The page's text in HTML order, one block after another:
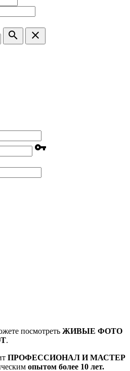
search clear
vpn_key
посмотреть ЖИВЫЕ ФОТО
.
ПРОФЕССИОНАЛ И МАСТЕР
опытом более 10 лет.